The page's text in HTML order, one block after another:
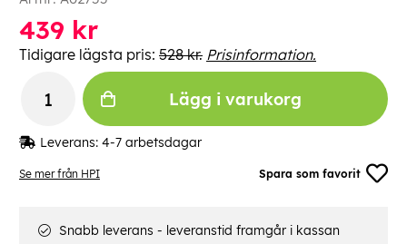
Se mer från HPI Spara som favorit
439 kr
Tidigare lägsta pris: 528 kr. Prisinformation.
Lägg i varukorg
Leverans: 4-7 arbetsdagar
Snabb leverans - leveranstid framgår i kassan